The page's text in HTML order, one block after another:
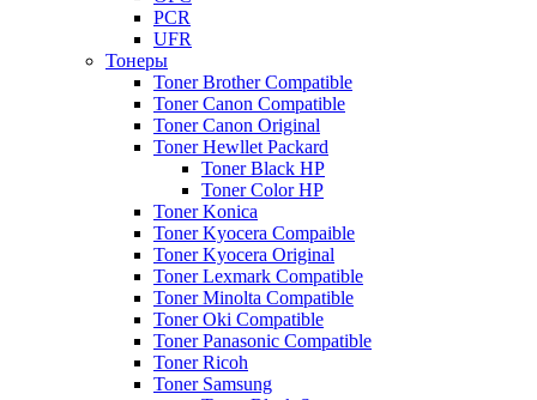
PCR
UFR
Тонеры
Toner Brother Compatible
Toner Canon Compatible
Toner Canon Original
Toner Hewllet Packard
Toner Black HP
Toner Color HP
Toner Konica
Toner Kyocera Compaible
Toner Kyocera Original
Toner Lexmark Compatible
Toner Minolta Compatible
Toner Oki Compatible
Toner Panasonic Compatible
Toner Ricoh
Toner Samsung